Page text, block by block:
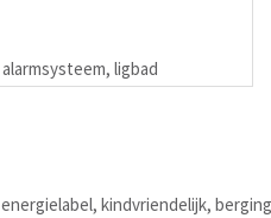
alarmsysteem, ligbad
energielabel, kindvriendelijk, berging